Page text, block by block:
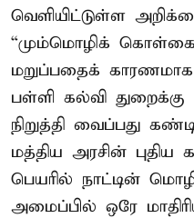
வெளியிட்டுள்ள
“மும்மொழிக்
மறுப்பதைக்
பள்ளி கல்வி
நிறுத்தி வைப்பது
மத்திய அரசின்
பெயரில் நாட்டின்
அமைப்பில் ஒரே